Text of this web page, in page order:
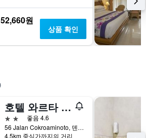
52,660원
상품 확인
호텔 와르타 두아
2성급
좋음 4.6
56 Jalan Cokroaminoto, 덴파사르, 인도네시아
4.5km 중심가까지의 거리